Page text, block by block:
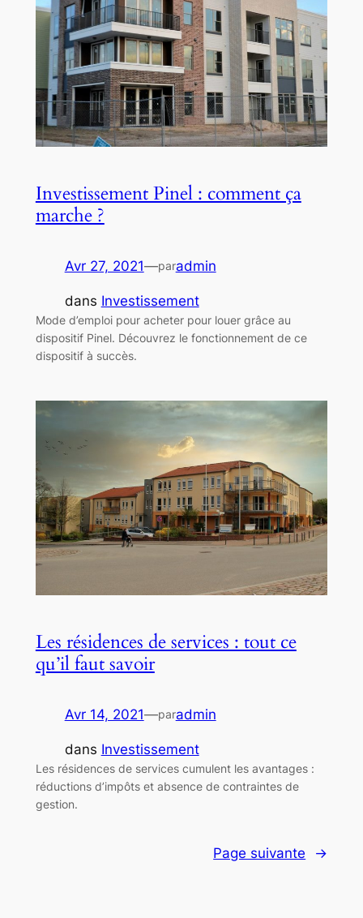
Investissement Pinel : comment ça
marche ?
Avr 27, 2021—paradmin
dans Investissement
Mode d’emploi pour acheter pour louer grâce au
dispositif Pinel. Découvrez le fonctionnement de ce
dispositif à succès.
Les résidences de services : tout ce
qu’il faut savoir
Avr 14, 2021—paradmin
dans Investissement
Les résidences de services cumulent les avantages :
réductions d’impôts et absence de contraintes de
gestion.
Page suivante →